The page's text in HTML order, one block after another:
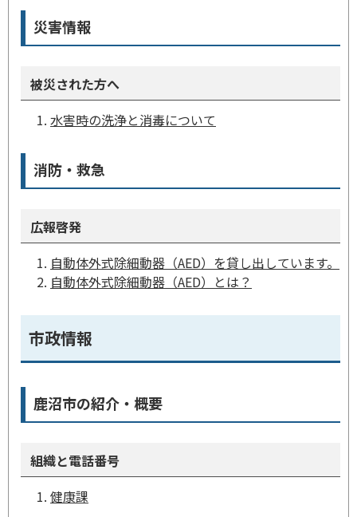
災害情報
被災された方へ
水害時の洗浄と消毒について
消防・救急
広報啓発
自動体外式除細動器（AED）を貸し出しています。
自動体外式除細動器（AED）とは？
市政情報
鹿沼市の紹介・概要
組織と電話番号
健康課